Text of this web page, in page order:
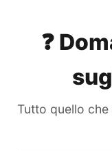
❓
Tutto quello